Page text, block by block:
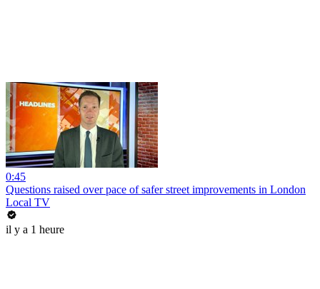
0:45
Questions raised over pace of safer street improvements in London
Local TV
il y a 1 heure